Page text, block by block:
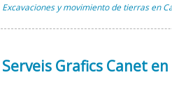
Excavaciones y movimiento de tierras en
Serveis Grafics Canet